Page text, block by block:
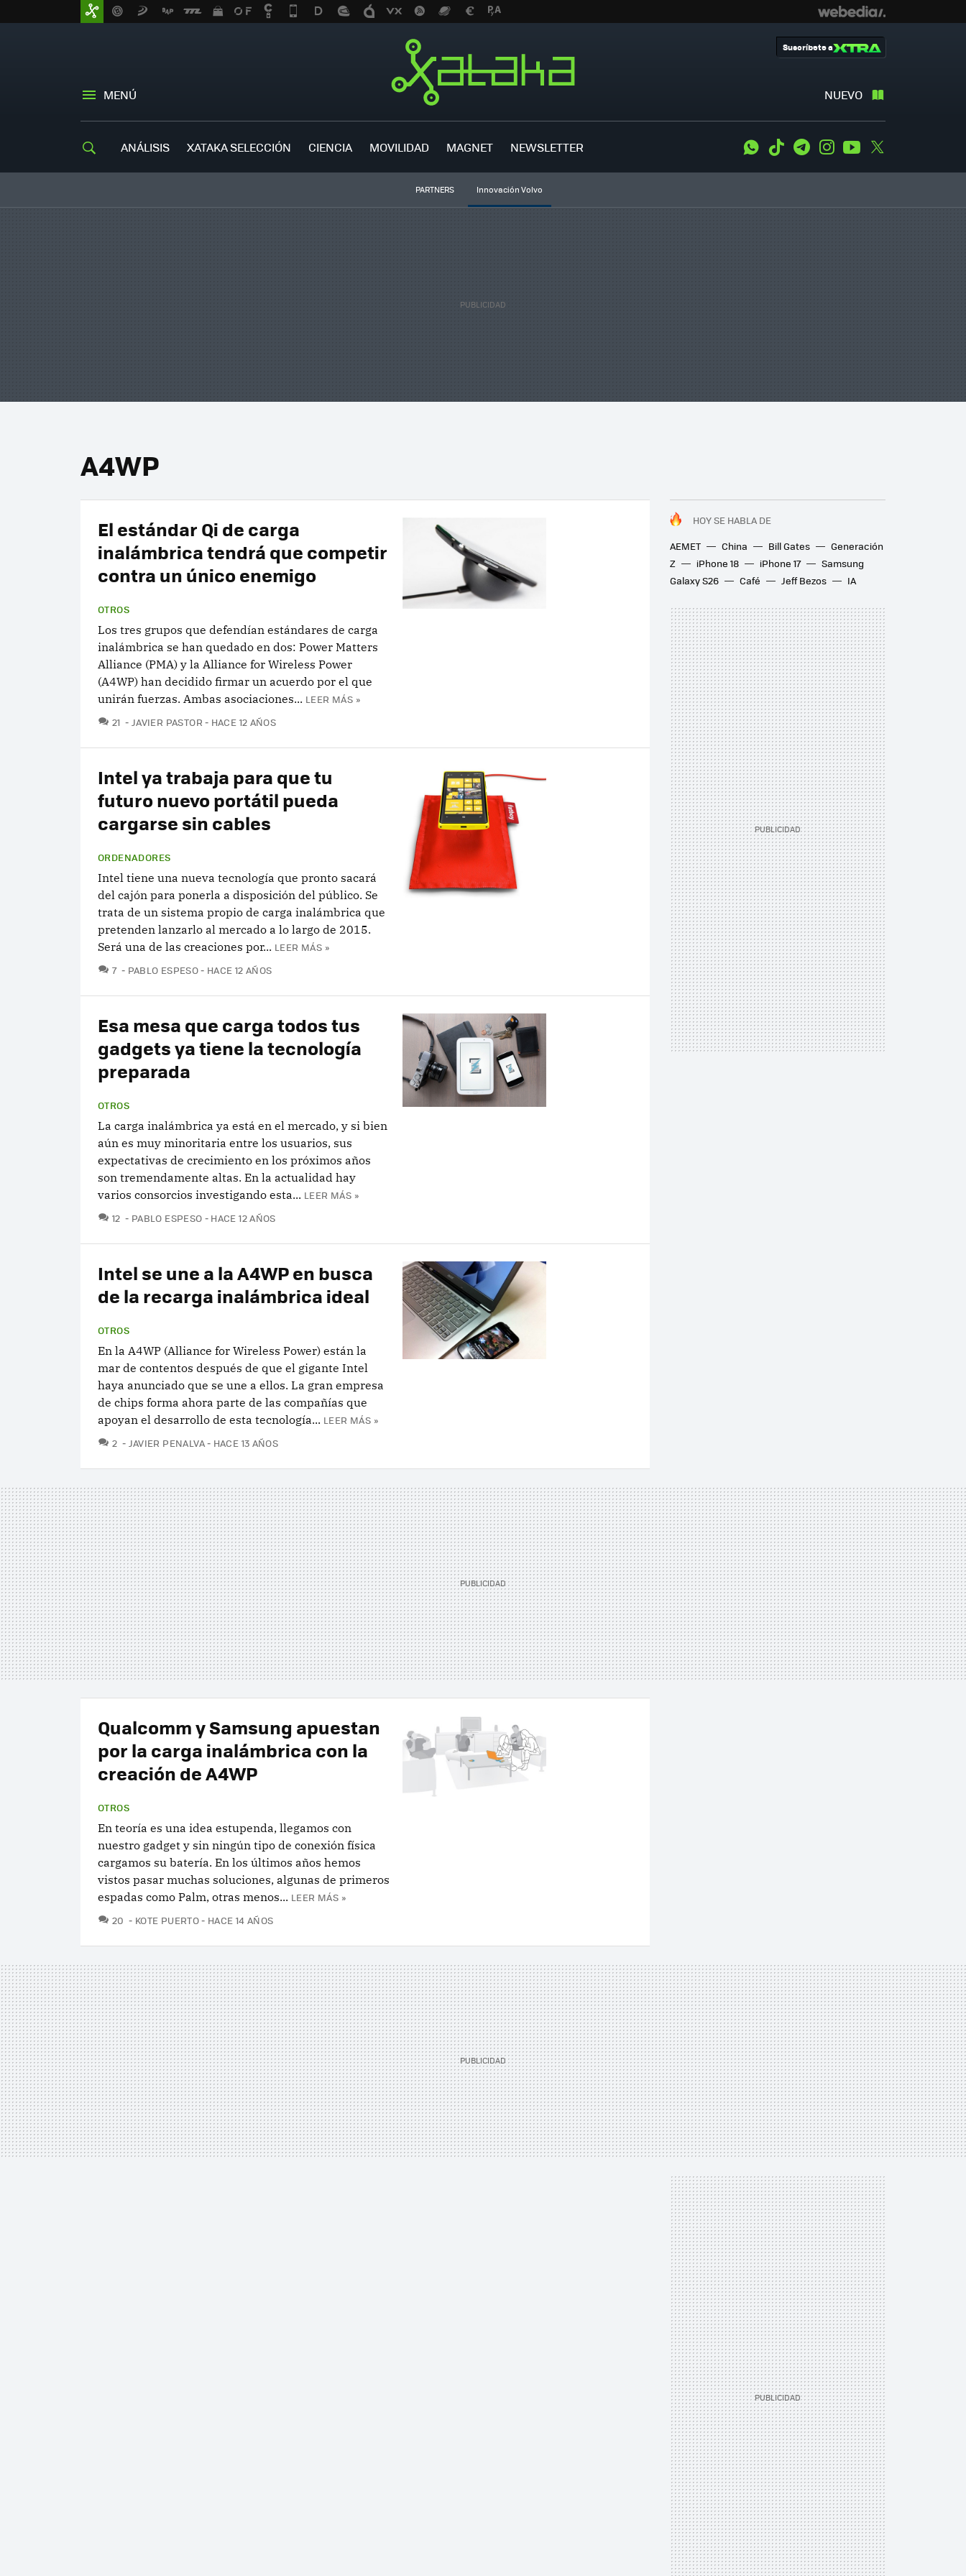
MENÚ NUEVO
Suscríbete a
ANÁLISIS XATAKA SELECCIÓN CIENCIA MOVILIDAD MAGNET NEWSLETTER WhatsApp
Tiktok TelegramInstagramYoutube
PARTNERS Innovación Volvo
A4WP
HOY SE HABLA DE
AEMET
China Bill Gates
Generación
Z
iPhone 18 iPhone 17
Samsung
Galaxy S26
Café Jeff Bezos IA
El estándar Qi de carga
inalámbrica tendrá que competir
contra un único enemigo
OTROS
Los tres grupos que defendían estándares de carga
inalámbrica se han quedado en dos: Power Matters
Alliance (PMA) y la Alliance for Wireless Power
(A4WP) han decidido firmar un acuerdo por el que
unirán fuerzas. Ambas asociaciones... LEER MÁS »
21 COMENTARIOS
JAVIER PASTOR HACE 12 AÑOS
Intel ya trabaja para que tu
futuro nuevo portátil pueda
cargarse sin cables
ORDENADORES
Intel tiene una nueva tecnología que pronto sacará
del cajón para ponerla a disposición del público. Se
trata de un sistema propio de carga inalámbrica que
pretenden lanzarlo al mercado a lo largo de 2015.
Será una de las creaciones por... LEER MÁS »
7 COMENTARIOS
PABLO ESPESO HACE 12 AÑOS
Esa mesa que carga todos tus
gadgets ya tiene la tecnología
preparada
OTROS
La carga inalámbrica ya está en el mercado, y si bien
aún es muy minoritaria entre los usuarios, sus
expectativas de crecimiento en los próximos años
son tremendamente altas. En la actualidad hay
varios consorcios investigando esta... LEER MÁS »
12 COMENTARIOS
PABLO ESPESO HACE 12 AÑOS
Intel se une a la A4WP en busca
de la recarga inalámbrica ideal
OTROS
En la A4WP (Alliance for Wireless Power) están la
mar de contentos después de que el gigante Intel
haya anunciado que se une a ellos. La gran empresa
de chips forma ahora parte de las compañías que
apoyan el desarrollo de esta tecnología... LEER MÁS »
2 COMENTARIOS
JAVIER PENALVA HACE 13 AÑOS
Qualcomm y Samsung apuestan
por la carga inalámbrica con la
creación de A4WP
OTROS
En teoría es una idea estupenda, llegamos con
nuestro gadget y sin ningún tipo de conexión física
cargamos su batería. En los últimos años hemos
vistos pasar muchas soluciones, algunas de primeros
espadas como Palm, otras menos... LEER MÁS »
20 COMENTARIOS
KOTE PUERTO HACE 14 AÑOS